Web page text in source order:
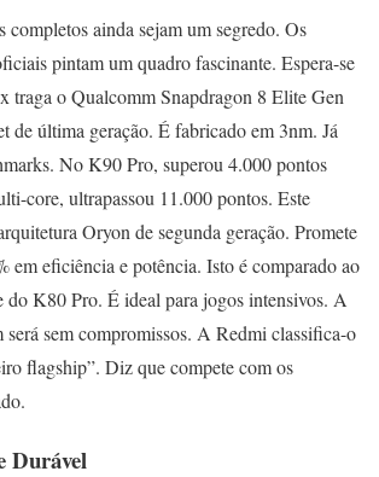
completos ainda sejam um segredo. Os
pintam um quadro fascinante. Espera-se
traga o Qualcomm Snapdragon 8 Elite Gen
de última geração. É fabricado em 3nm. Já
No K90 Pro, superou 4.000 pontos
core, ultrapassou 11.000 pontos. Este
Oryon de segunda geração. Promete
em eficiência e potência. Isto é comparado ao
do K80 Pro. É ideal para jogos intensivos. A
será sem compromissos. A Redmi classifica-o
flagship”. Diz que compete com os
Durável